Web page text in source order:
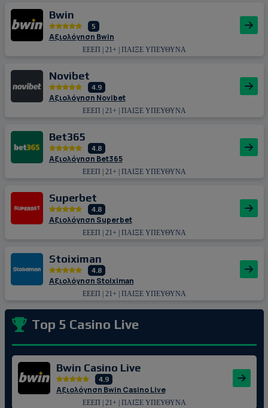
Bwin
5
Αξιολόγηση Bwin
ΕΕΕΠ | 21+ | ΠΑΙΞΕ ΥΠΕΥΘΥΝΑ
Novibet
4.9
Αξιολόγηση Novibet
ΕΕΕΠ | 21+ | ΠΑΙΞΕ ΥΠΕΥΘΥΝΑ
Bet365
4.8
Αξιολόγηση Bet365
ΕΕΕΠ | 21+ | ΠΑΙΞΕ ΥΠΕΥΘΥΝΑ
Superbet
4.8
Αξιολόγηση Superbet
ΕΕΕΠ | 21+ | ΠΑΙΞΕ ΥΠΕΥΘΥΝΑ
Stoiximan
4.8
Αξιολόγηση Stoiximan
ΕΕΕΠ | 21+ | ΠΑΙΞΕ ΥΠΕΥΘΥΝΑ
Top 5 Casino Live
Bwin Casino Live
4.9
Αξιολόγηση Bwin Casino Live
ΕΕΕΠ | 21+ | ΠΑΙΞΕ ΥΠΕΥΘΥΝΑ